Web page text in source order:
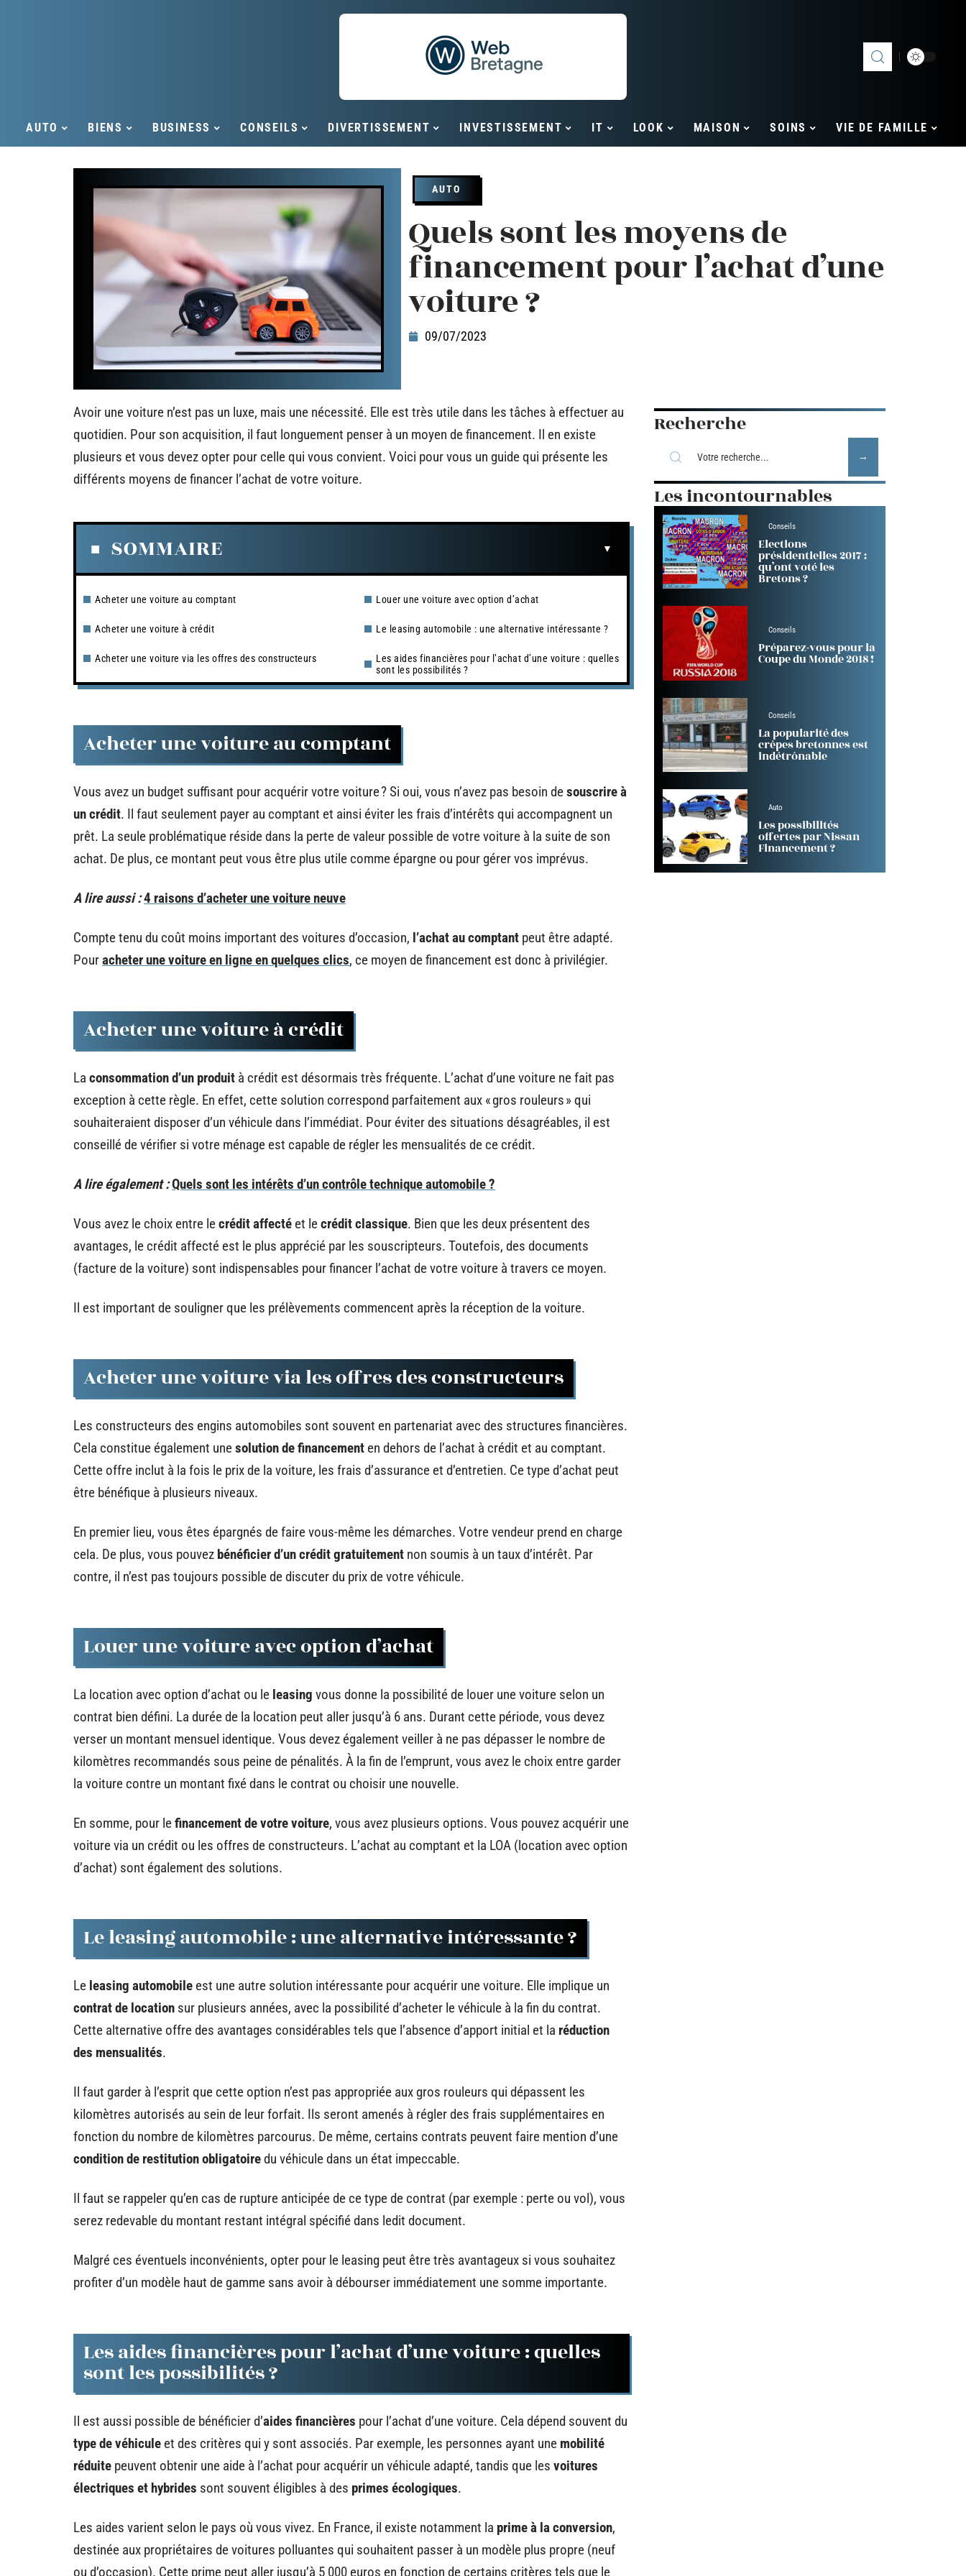
AUTO BIENS BUSINESS CONSEILS DIVERTISSEMENT INVESTISSEMENT IT LOOK MAISON SOINS VIE DE FAMILLE
AUTO
Quels sont les moyens de
financement pour l’achat d’une
voiture ?
09/07/2023
Avoir une voiture n’est pas un luxe, mais une nécessité. Elle est très utile dans les tâches à effectuer au
quotidien. Pour son acquisition, il faut longuement penser à un moyen de financement. Il en existe
plusieurs et vous devez opter pour celle qui vous convient. Voici pour vous un guide qui présente les
différents moyens de financer l’achat de votre voiture.
SOMMAIRE
Acheter une voiture au comptant
Acheter une voiture à crédit
Acheter une voiture via les offres des constructeurs
Louer une voiture avec option d’achat
Le leasing automobile : une alternative intéressante ?
Les aides financières pour l’achat d’une voiture : quelles
sont les possibilités ?
Acheter une voiture au comptant
Vous avez un budget suffisant pour acquérir votre voiture ? Si oui, vous n’avez pas besoin desouscrire à
un crédit. Il faut seulement payer au comptant et ainsi éviter les frais d’intérêts qui accompagnent un
prêt. La seule problématique réside dans la perte de valeur possible de votre voiture à la suite de son
achat. De plus, ce montant peut vous être plus utile comme épargne ou pour gérer vos imprévus.
A lire aussi :4 raisons d’acheter une voiture neuve
Compte tenu du coût moins important des voitures d’occasion, l’achat au comptant peut être adapté.
Pouracheter une voiture en ligne en quelques clics, ce moyen de financement est donc à privilégier.
Acheter une voiture à crédit
La consommation d’un produit à crédit est désormais très fréquente. L’achat d’une voiture ne fait pas
exception à cette règle. En effet, cette solution correspond parfaitement aux « gros rouleurs » qui
souhaiteraient disposer d’un véhicule dans l’immédiat. Pour éviter des situations désagréables, il est
conseillé de vérifier si votre ménage est capable de régler les mensualités de ce crédit.
A lire également :Quels sont les intérêts d’un contrôle technique automobile ?
Vous avez le choix entre lecrédit affecté et lecrédit classique. Bien que les deux présentent des
avantages, le crédit affecté est le plus apprécié par les souscripteurs. Toutefois, des documents
(facture de la voiture) sont indispensables pour financer l’achat de votre voiture à travers ce moyen.
Il est important de souligner que les prélèvements commencent après la réception de la voiture.
Acheter une voiture via les offres des constructeurs
Les constructeurs des engins automobiles sont souvent en partenariat avec des structures financières.
Cela constitue également unesolution de financement en dehors de l’achat à crédit et au comptant.
Cette offre inclut à la fois le prix de la voiture, les frais d’assurance et d’entretien. Ce type d’achat peut
être bénéfique à plusieurs niveaux.
En premier lieu, vous êtes épargnés de faire vous-même les démarches. Votre vendeur prend en charge
cela. De plus, vous pouvez bénéficier d’un crédit gratuitement non soumis à un taux d’intérêt. Par
contre, il n’est pas toujours possible de discuter du prix de votre véhicule.
Louer une voiture avec option d’achat
La location avec option d’achat ou le leasing vous donne la possibilité de louer une voiture selon un
contrat bien défini. La durée de la location peut aller jusqu’à 6 ans. Durant cette période, vous devez
verser un montant mensuel identique. Vous devez également veiller à ne pas dépasser le nombre de
kilomètres recommandés sous peine de pénalités. À la fin de l’emprunt, vous avez le choix entre garder
la voiture contre un montant fixé dans le contrat ou choisir une nouvelle.
En somme, pour lefinancement de votre voiture, vous avez plusieurs options. Vous pouvez acquérir une
voiture via un crédit ou les offres de constructeurs. L’achat au comptant et la LOA (location avec option
d’achat) sont également des solutions.
Le leasing automobile : une alternative intéressante ?
Le leasing automobile est une autre solution intéressante pour acquérir une voiture. Elle implique un
contrat de location sur plusieurs années, avec la possibilité d’acheter le véhicule à la fin du contrat.
Cette alternative offre des avantages considérables tels que l’absence d’apport initial et la réduction
des mensualités.
Il faut garder à l’esprit que cette option n’est pas appropriée aux gros rouleurs qui dépassent les
kilomètres autorisés au sein de leur forfait. Ils seront amenés à régler des frais supplémentaires en
fonction du nombre de kilomètres parcourus. De même, certains contrats peuvent faire mention d’une
condition de restitution obligatoiredu véhicule dans un état impeccable.
Il faut se rappeler qu’en cas de rupture anticipée de ce type de contrat (par exemple : perte ou vol), vous
serez redevable du montant restant intégral spécifié dans ledit document.
Malgré ces éventuels inconvénients, opter pour le leasing peut être très avantageux si vous souhaitez
profiter d’un modèle haut de gamme sans avoir à débourser immédiatement une somme importante.
Les aides financières pour l’achat d’une voiture : quelles
sont les possibilités ?
Il est aussi possible de bénéficier d’aides financières pour l’achat d’une voiture. Cela dépend souvent du
type de véhicule et des critères qui y sont associés. Par exemple, les personnes ayant une mobilité
réduite peuvent obtenir une aide à l’achat pour acquérir un véhicule adapté, tandis que les voitures
électriques et hybrides sont souvent éligibles à des primes écologiques.
Les aides varient selon le pays où vous vivez. En France, il existe notamment la prime à la conversion,
destinée aux propriétaires de voitures polluantes qui souhaitent passer à un modèle plus propre (neuf
ou d’occasion). Cette prime peut aller jusqu’à 5 000 euros en fonction de certains critères tels que le
Recherche
Les incontournables
Conseils
Elections
présidentielles 2017 :
qu’ont voté les
Bretons ?
Conseils
Préparez-vous pour la
Coupe du Monde 2018 !
Conseils
La popularité des
crêpes bretonnes est
indétrônable
Auto
Les possibilités
offertes par Nissan
Financement ?